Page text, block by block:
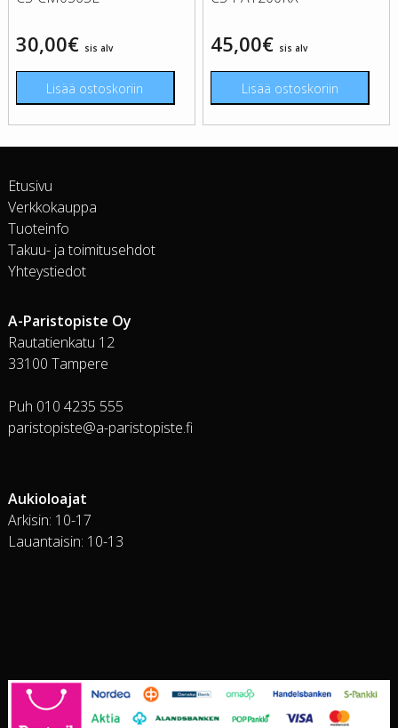
30,00€ sis alv
Lisää ostoskoriin
45,00€ sis alv
Lisää ostoskoriin
Etusivu
Verkkokauppa
Tuoteinfo
Takuu- ja toimitusehdot
Yhteystiedot
A-Paristopiste Oy
Rautatienkatu 12
33100 Tampere
Puh 010 4235 555
paristopiste@a-paristopiste.fi
Aukioloajat
Arkisin: 10-17
Lauantaisin: 10-13